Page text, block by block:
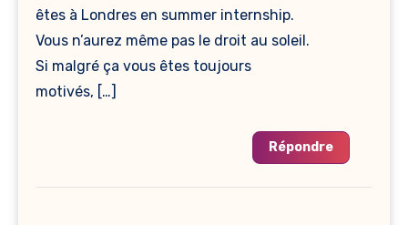
êtes à Londres en summer internship.
Vous n’aurez même pas le droit au soleil.
Si malgré ça vous êtes toujours
motivés, […]
Répondre